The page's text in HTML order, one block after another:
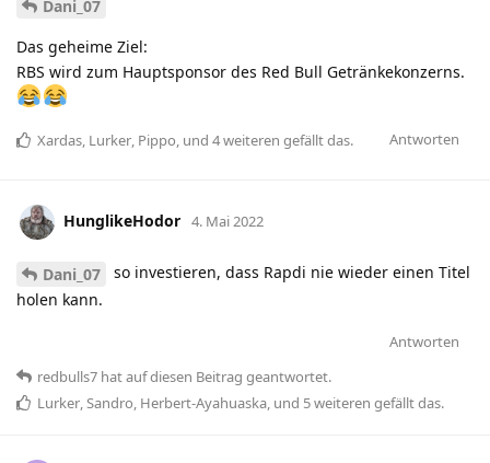
Dani_07
Das geheime Ziel:
RBS wird zum Hauptsponsor des Red Bull Getränkekonzerns.
Antworten
Xardas, Lurker, Pippo, und 4weiteren gefällt das.
HunglikeHodor 4. Mai 2022
Dani_07
so investieren, dass Rapdi nie wieder einen Titel
holen kann.
Antworten
redbulls7 hatauf diesen Beitrag geantwortet.
Lurker Sandro Herbert-Ayahuaska , und 5weiteren gefällt das.